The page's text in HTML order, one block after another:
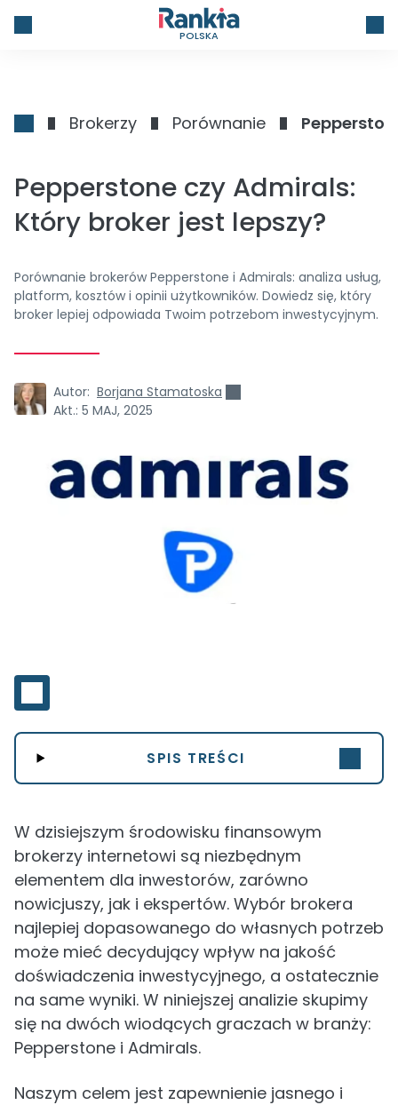
POLSKA
Brokerzy Porównanie
Pepperstone czy Admirals:
Który broker jest lepszy?
Porównanie brokerów Pepperstone i Admirals: analiza usług,
platform, kosztów i opinii użytkowników. Dowiedz się, który
broker lepiej odpowiada Twoim potrzebom inwestycyjnym.
Autor: Borjana Stamatoska
Akt.: 5 MAJ, 2025
SPIS TREŚCI
W dzisiejszym środowisku finansowym
brokerzy internetowi są niezbędnym
elementem dla inwestorów, zarówno
nowicjuszy, jak i ekspertów. Wybór brokera
najlepiej dopasowanego do własnych potrzeb
może mieć decydujący wpływ na jakość
doświadczenia inwestycyjnego, a ostatecznie
na same wyniki. W niniejszej analizie skupimy
się na dwóch wiodących graczach w branży:
Pepperstone i Admirals.
Naszym celem jest zapewnienie jasnego i